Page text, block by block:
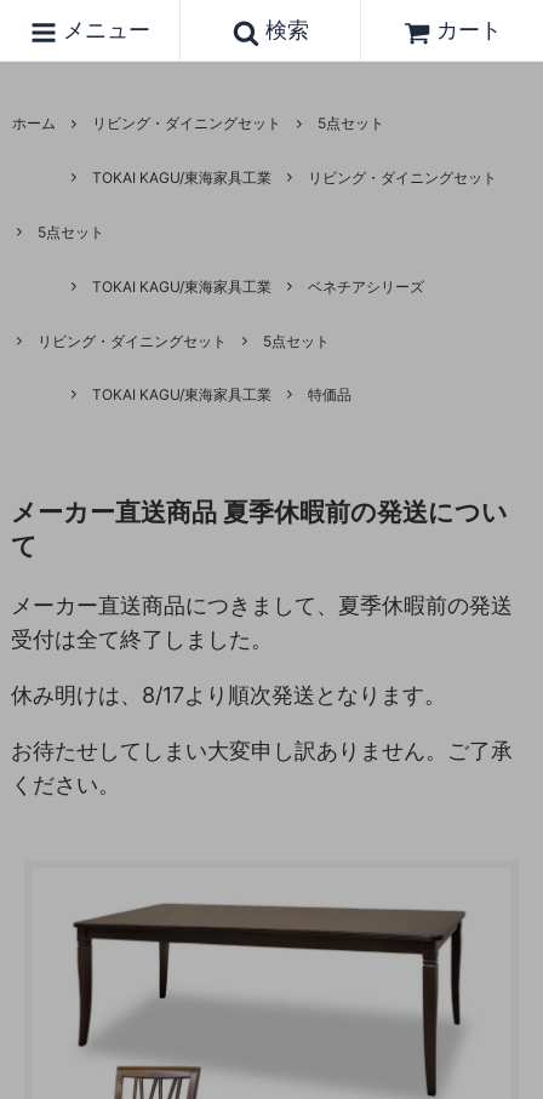
メニュー 検索 カート
ホーム リビング・ダイニングセット 5点セット
TOKAI KAGU/東海家具工業 リビング・ダイニングセット
5点セット
TOKAI KAGU/東海家具工業 ベネチアシリーズ
リビング・ダイニングセット 5点セット
TOKAI KAGU/東海家具工業 特価品
メーカー直送商品 夏季休暇前の発送につい
て
メーカー直送商品につきまして、夏季休暇前の発送
受付は全て終了しました。
休み明けは、8/17より順次発送となります。
お待たせしてしまい大変申し訳ありません。ご了承
ください。